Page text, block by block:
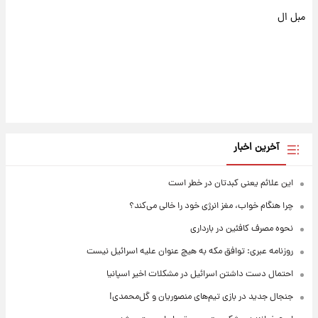
مبل ال
آخرین اخبار
این علائم یعنی کبدتان در خطر است
چرا هنگام خواب، مغز انرژی خود را خالی می‌کند؟
نحوه مصرف کافئین در بارداری
روزنامه عبری: توافق مکه به هیچ عنوان علیه اسرائیل نیست
احتمال دست داشتن اسرائیل در مشکلات اخیر اسپانیا
جنجال جدید در بازی تیم‌های منصوریان و گل‌محمدی!